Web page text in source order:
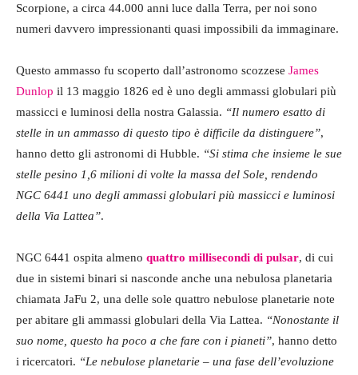
Scorpione, a circa 44.000 anni luce dalla Terra, per noi sono
numeri davvero impressionanti quasi impossibili da immaginare.
Questo ammasso fu scoperto dall’astronomo scozzese James
Dunlop il 13 maggio 1826 ed è uno degli ammassi globulari più
massicci e luminosi della nostra Galassia. “Il numero esatto di
stelle in un ammasso di questo tipo è difficile da distinguere”,
hanno detto gli astronomi di Hubble. “Si stima che insieme le sue
stelle pesino 1,6 milioni di volte la massa del Sole, rendendo
NGC 6441 uno degli ammassi globulari più massicci e luminosi
della Via Lattea”.
NGC 6441 ospita almeno quattro millisecondi di pulsar, di cui
due in sistemi binari si nasconde anche una nebulosa planetaria
chiamata JaFu 2, una delle sole quattro nebulose planetarie note
per abitare gli ammassi globulari della Via Lattea. “Nonostante il
suo nome, questo ha poco a che fare con i pianeti”, hanno detto
i ricercatori. “Le nebulose planetarie – una fase dell’evoluzione